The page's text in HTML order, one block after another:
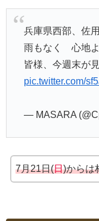
兵庫県西部、佐
雨もなく 心地よ
皆様、今週末が
pic.twitter.com/
— MASARA
7月21日(日)からは